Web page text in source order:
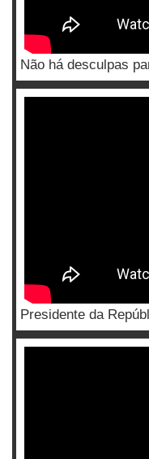
Não há desculpas
Presidente da